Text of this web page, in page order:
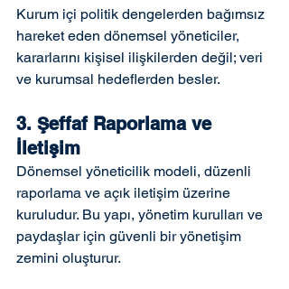
Kurum içi politik dengelerden bağımsız
hareket eden dönemsel yöneticiler,
kararlarını kişisel ilişkilerden değil; veri
ve kurumsal hedeflerden besler.
3. Şeffaf Raporlama ve
İletişim
Dönemsel yöneticilik modeli, düzenli
raporlama ve açık iletişim üzerine
kuruludur. Bu yapı, yönetim kurulları ve
paydaşlar için güvenli bir yönetişim
zemini oluşturur.